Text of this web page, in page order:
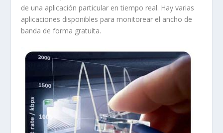
de una aplicación particular en tiempo real. Hay varias
aplicaciones disponibles para monitorear el ancho de
banda de forma gratuita.